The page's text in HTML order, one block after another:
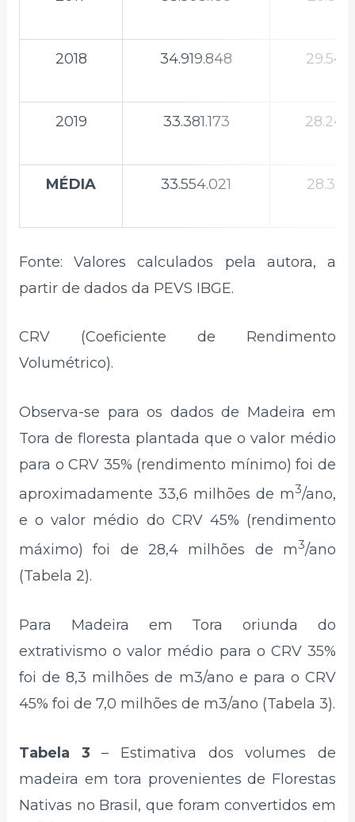
2018 34.919.848
2019 33.381.173
MÉDIA 33.554.021
Fonte: Valores calculados pela autora, a
partir de dados da PEVS IBGE.
CRV (Coeficiente de Rendimento
Volumétrico).
Observa-se para os dados de Madeira em
Tora de floresta plantada que o valor médio
para o CRV 35% (rendimento mínimo) foi de
aproximadamente 33,6 milhões de m3/ano,
e o valor médio do CRV 45% (rendimento
máximo) foi de 28,4 milhões de m3/ano
(Tabela 2).
Para Madeira em Tora oriunda do
extrativismo o valor médio para o CRV 35%
foi de 8,3 milhões de m3/ano e para o CRV
45% foi de 7,0 milhões de m3/ano (Tabela 3).
Tabela 3 – Estimativa dos volumes de
madeira em tora provenientes de Florestas
Nativas no Brasil, que foram convertidos em